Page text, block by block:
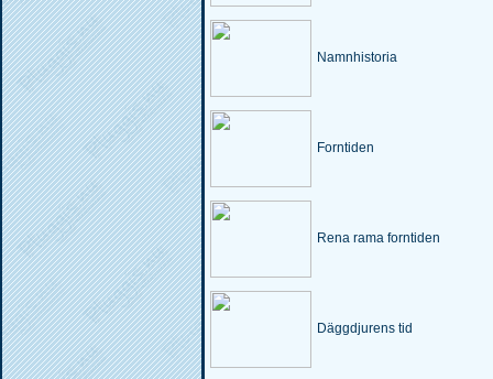
Teknik & EL
Trafik
Zoologi
Namnhistoria
Forntiden
Rena rama forntiden
Däggdjurens tid